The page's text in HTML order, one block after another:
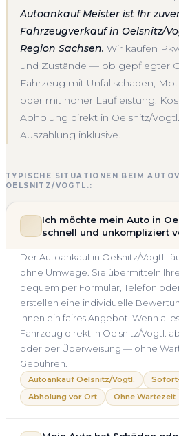
Autoankauf Meister ist Ihr
Fahrzeugverkauf in Oelsnitz/
Region Sachsen. Wir kaufen
und Zustände — ob gepflegter
Fahrzeug mit Unfallschaden,
oder mit hoher Laufleistung.
Abholung direkt in Oelsnitz/
Auszahlung inklusive.
TYPISCHE SITUATIONEN BEIM
OELSNITZ/VOGTL.:
Ich möchte mein Auto in
schnell und unkompliziert
Der Autoankauf in Oelsnitz/Vogtl.
ohne Umwege. Sie übermitteln
bequem per Formular, Telefon
erstellen eine individuelle
Ihnen ein faires Angebot. Wenn
Fahrzeug direkt in Oelsnitz/Vogtl.
oder per Überweisung — ohne
Gebühren.
Autoankauf Oelsnitz/Vogtl.
Abholung vor Ort
Ohne Wartezeit